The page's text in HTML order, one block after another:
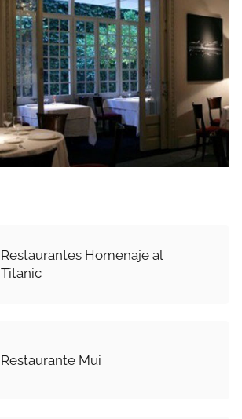
Restaurantes Homenaje al
Titanic
Restaurante Mui